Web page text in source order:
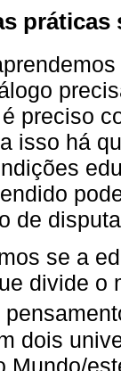
preciso
isso há
de
se a
divide o
dois
Mundo/